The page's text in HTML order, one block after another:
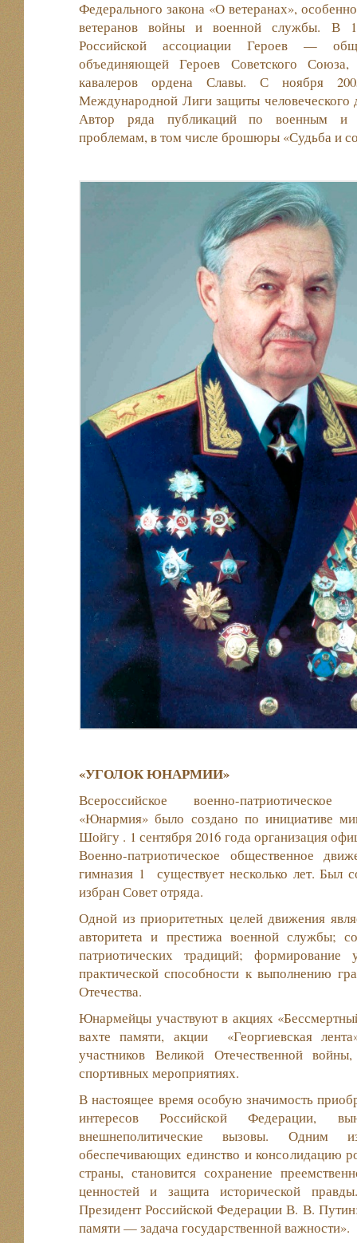
Федерального закона «О ветеранах»,
ветеранов войны и военной службы. В
Российской ассоциации Героев —
объединяющей Героев Советского
кавалеров ордена Славы. С ноября
Международной Лиги защиты человеческого
Автор ряда публикаций по военным и
проблемам, в том числе брошюры «Судьба и
«УГОЛОК ЮНАРМИИ»
Всероссийское военно-
«Юнармия» было создано по инициативе
Шойгу . 1 сентября 2016 года организация
Военно-патриотическое общественное
гимназия 1 существует несколько лет. Был
избран Совет отряда.
Одной из приоритетных целей движения
авторитета и престижа военной службы;
патриотических традиций;
практической способности к выполнению
Отечества.
Юнармейцы участвуют в акциях
вахте памяти, акции «Георгиевская
участников Великой Отечественной
спортивных мероприятиях.
В настоящее время особую значимость
интересов Российской Федерации,
внешнеполитические вызовы. Одним
обеспечивающих единство и консолидацию
страны, становится сохранение
ценностей и защита исторической
Президент Российской Федерации В. В.
памяти — задача государственной важности».